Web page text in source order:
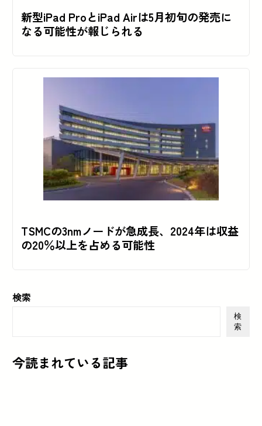
新型iPad ProとiPad Airは5月初旬の発売に
なる可能性が報じられる
TSMCの3nmノードが急成長、2024年は収益
の20％以上を占める可能性
検索
検
索
今読まれている記事